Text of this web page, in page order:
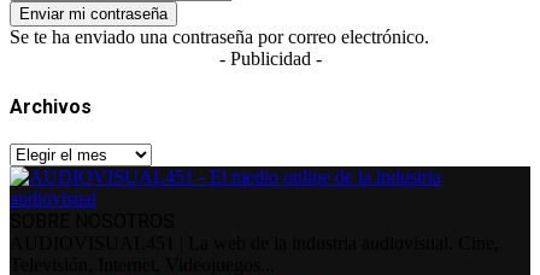
Se te ha enviado una contraseña por correo electrónico.
- Publicidad -
Archivos
Archivos